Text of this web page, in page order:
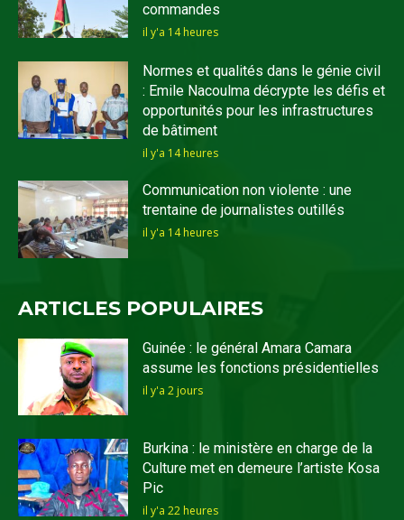
commandes
il y'a 14 heures
Normes et qualités dans le génie civil
: Emile Nacoulma décrypte les défis et
opportunités pour les infrastructures
de bâtiment
il y'a 14 heures
Communication non violente : une
trentaine de journalistes outillés
il y'a 14 heures
ARTICLES POPULAIRES
Guinée : le général Amara Camara
assume les fonctions présidentielles
il y'a 2 jours
Burkina : le ministère en charge de la
Culture met en demeure l’artiste Kosa
Pic
il y'a 22 heures